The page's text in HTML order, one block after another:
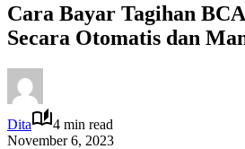
Cara Bayar Tagihan
Secara Otomatis dan
Dita
4 min read
November 6, 2023